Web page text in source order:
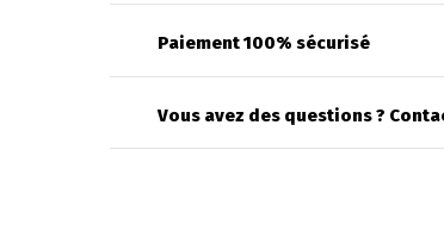
Paiement 100% sécurisé
Vous avez des questions ?